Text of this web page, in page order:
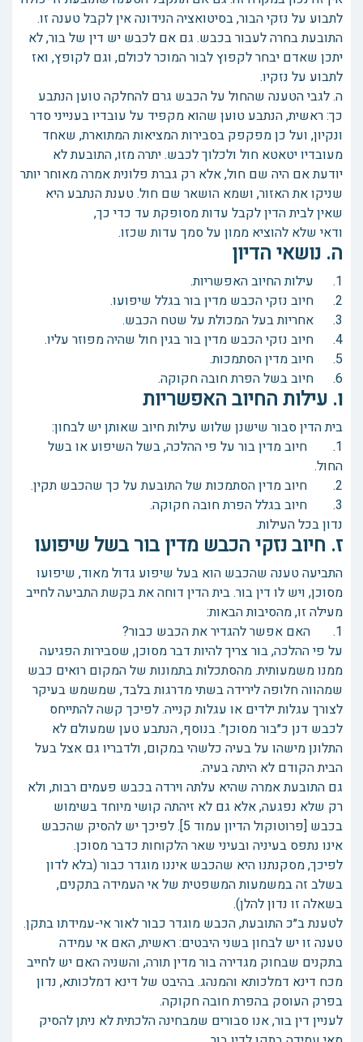
לתבוע על נזקי הבור, בסיטואציה הנידונה אין לקבל טענה זו.
התובעת בחרה לעבור בכבש. גם אם לכבש יש דין של בור, לא
יתכן שאדם יבחר לקפוץ לבור המוכר לכולם, וגם לקופץ, ואז
לתבוע על נזקיו.
ה. לגבי הטענה שהחול על הכבש גרם להחלקה טוען הנתבע
כך: ראשית, הנתבע טוען שהוא מקפיד על עובדיו בענייני סדר
ונקיון, ועל כן מפקפק בסבירות המציאות המתוארת, שאחד
מעובדיו יטאטא חול ולכלוך לכבש. יתרה מזו, התובעת לא
יודעת אם היה שם חול, אלא רק גברת פלונית אמרה מאוחר יותר
שניקו את האזור, ושמא הושאר שם חול. טענת הנתבע היא
שאין לבית הדין לקבל עדות מסופקת עד כדי כך,
ודאי שלא להוציא ממון על סמך עדות שכזו.
ה. נושאי הדיון
1. עילות החיוב האפשריות.
2. חיוב נזקי הכבש מדין בור בגלל שיפועו.
3. אחריות בעל המכולת על שטח הכבש.
4. חיוב נזקי הכבש מדין בור בגין חול שהיה מפוזר עליו.
5. חיוב מדין הסתמכות.
6. חיוב בשל הפרת חובה חקוקה.
ו. עילות החיוב האפשריות
בית הדין סבור שישנן שלוש עילות חיוב שאותן יש לבחון:
1. חיוב מדין בור על פי ההלכה, בשל השיפוע או בשל
החול.
2. חיוב מדין הסתמכות של התובעת על כך שהכבש תקין.
3. חיוב בגלל הפרת חובה חקוקה.
נדון בכל העילות.
ז. חיוב נזקי הכבש מדין בור בשל שיפועו
התביעה טענה שהכבש הוא בעל שיפוע גדול מאוד, שיפועו
מסוכן, ויש לו דין בור. בית הדין דוחה את בקשת התביעה לחייב
מעילה זו, מהסיבות הבאות:
1. האם אפשר להגדיר את הכבש כבור?
על פי ההלכה, בור צריך להיות דבר מסוכן, שסבירות הפגיעה
ממנו משמעותית. מהסתכלות בתמונות של המקום רואים כבש
שמהווה חלופה לירידה בשתי מדרגות בלבד, שמשמש בעיקר
לצורך עגלות ילדים או עגלות קנייה. לפיכך קשה להתייחס
לכבש דנן כ״בור מסוכן״. בנוסף, הנתבע טען שמעולם לא
התלונן מישהו על בעיה כלשהי במקום, ולדבריו גם אצל בעל
הבית הקודם לא היתה בעיה.
גם התובעת אמרה שהיא עלתה וירדה בכבש פעמים רבות, ולא
רק שלא נפגעה, אלא גם לא זיהתה קושי מיוחד בשימוש
בכבש [פרוטוקול הדיון עמוד 5]. לפיכך יש להסיק שהכבש
אינו נתפס בעיניה ובעיני שאר הלקוחות כדבר מסוכן.
לפיכך, מסקנתנו היא שהכבש איננו מוגדר כבור (בלא לדון
בשלב זה במשמעות המשפטית של אי העמידה בתקנים,
בשאלה זו נדון להלן).
לטענת ב״כ התובעת, הכבש מוגדר כבור לאור אי-עמידתו בתקן.
טענה זו יש לבחון בשני היבטים: ראשית, האם אי עמידה
בתקנים שבחוק מגדירה בור מדין תורה, והשניה האם יש לחייב
מכח דינא דמלכותא והמנהג. בהיבט של דינא דמלכותא, נדון
בפרק העוסק בהפרת חובה חקוקה.
לעניין דין בור, אנו סבורים שמבחינה הלכתית לא ניתן להסיק